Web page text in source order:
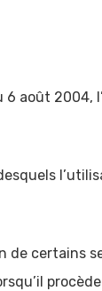
août 2004,
de certains